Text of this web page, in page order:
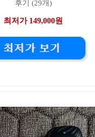
후기 (29개)
최저가 149,000원